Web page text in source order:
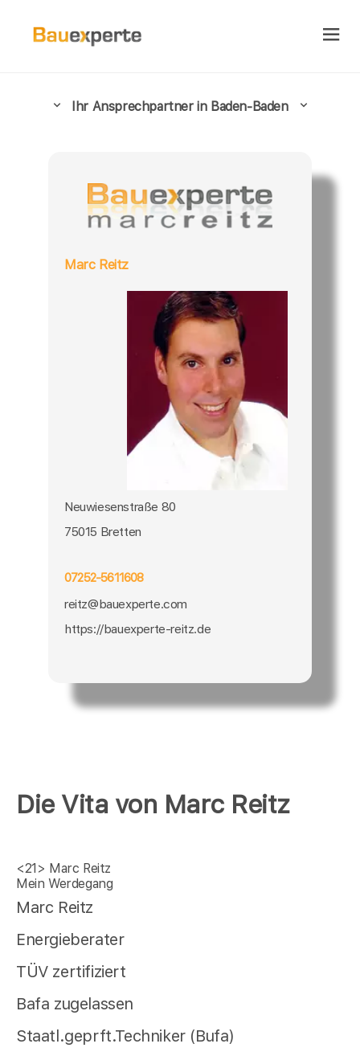
Die Vita von Marc Reitz
<21> Marc Reitz
Mein Werdegang
Marc Reitz
Energieberater
TÜV zertifiziert
Bafa zugelassen
Staatl.geprft.Techniker (Bufa)
Ihr Ansprechpartner in Baden-Baden
Marc Reitz
Neuwiesenstraße 80
75015 Bretten
07252-5611608
reitz@bauexperte.com
https://bauexperte-reitz.de